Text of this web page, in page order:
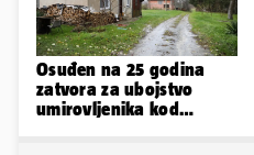
Osuđen na 25 godina
zatvora za ubojstvo
umirovljenika kod